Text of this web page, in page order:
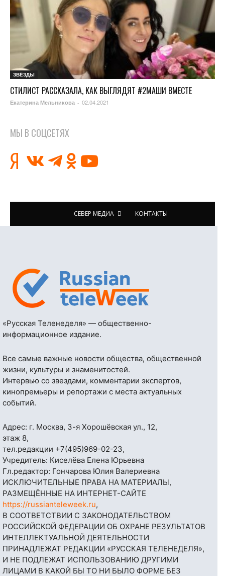
ЗВЁЗДЫ
СТИЛИСТ РАССКАЗАЛА, КАК ВЫГЛЯДЯТ #2МАШИ ВМЕСТЕ
Екатерина Мельникова - 02.04.2021
МЫ В СОЦСЕТЯХ
СЕВЕР МЕДИА КОНТАКТЫ
«Русская Теленеделя» — общественно-
информационное издание.
Все самые важные новости общества, общественной
жизни, культуры и знаменитостей.
Интервью со звездами, комментарии экспертов,
кинопремьеры и репортажи с места актуальных
событий.
Адрес: г. Москва, 3-я Хорошёвская ул., 12,
этаж 8,
тел.редакции +7(495)969-02-23,
Учредитель: Киселёва Елена Юрьевна
Гл.редактор: Гончарова Юлия Валериевна
ИСКЛЮЧИТЕЛЬНЫЕ ПРАВА НА МАТЕРИАЛЫ,
РАЗМЕЩЁННЫЕ НА ИНТЕРНЕТ-САЙТЕ
https://russianteleweek.ru,
В СООТВЕТСТВИИ С ЗАКОНОДАТЕЛЬСТВОМ
РОССИЙСКОЙ ФЕДЕРАЦИИ ОБ ОХРАНЕ РЕЗУЛЬТАТОВ
ИНТЕЛЛЕКТУАЛЬНОЙ ДЕЯТЕЛЬНОСТИ
ПРИНАДЛЕЖАТ РЕДАКЦИИ «РУССКАЯ ТЕЛЕНЕДЕЛЯ»,
И НЕ ПОДЛЕЖАТ ИСПОЛЬЗОВАНИЮ ДРУГИМИ
ЛИЦАМИ В КАКОЙ БЫ ТО НИ БЫЛО ФОРМЕ БЕЗ